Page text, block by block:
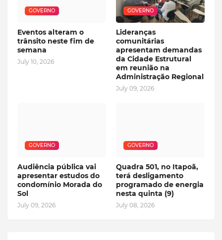
GOVERNO
Eventos alteram o
trânsito neste fim de
semana
July 10, 2026
GOVERNO
Lideranças
comunitárias
apresentam demandas
da Cidade Estrutural
em reunião na
Administração Regional
July 09, 2026
GOVERNO
Audiência pública vai
apresentar estudos do
condomínio Morada do
Sol
July 09, 2026
GOVERNO
Quadra 501, no Itapoã,
terá desligamento
programado de energia
nesta quinta (9)
July 08, 2026